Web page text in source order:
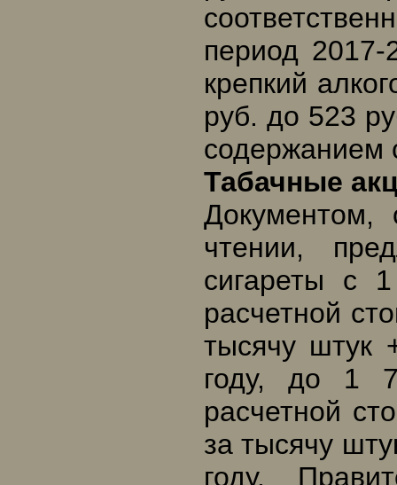
период 2017-
крепкий
руб. до 523
содержанием
Табачные
Документом,
чтении,
сигареты с
расчетной
тысячу штук
году, до 1
расчетной
за тысячу
году.